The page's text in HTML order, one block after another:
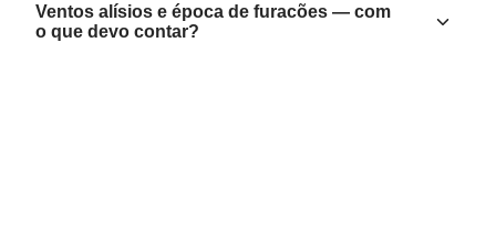
Ventos alísios e época de furacões — com
o que devo contar?